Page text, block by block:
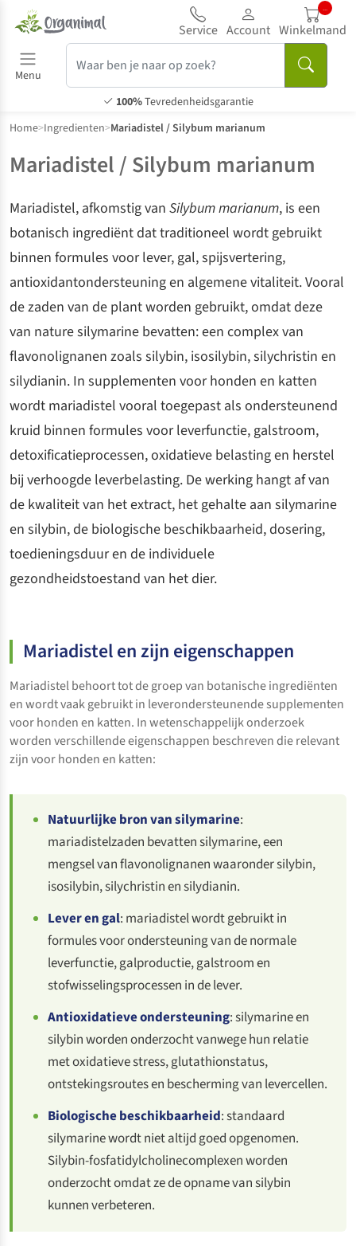
Service Account
.
Winkelmand
Menu
100%Tevredenheidsgarantie
Home>Ingredienten>Mariadistel / Silybum marianum
Mariadistel / Silybum marianum
Mariadistel, afkomstig van Silybum marianum, is een
botanisch ingrediënt dat traditioneel wordt gebruikt
binnen formules voor lever, gal, spijsvertering,
antioxidantondersteuning en algemene vitaliteit. Vooral
de zaden van de plant worden gebruikt, omdat deze
van nature silymarine bevatten: een complex van
flavonolignanen zoals silybin, isosilybin, silychristin en
silydianin. In supplementen voor honden en katten
wordt mariadistel vooral toegepast als ondersteunend
kruid binnen formules voor leverfunctie, galstroom,
detoxificatieprocessen, oxidatieve belasting en herstel
bij verhoogde leverbelasting. De werking hangt af van
de kwaliteit van het extract, het gehalte aan silymarine
en silybin, de biologische beschikbaarheid, dosering,
toedieningsduur en de individuele
gezondheidstoestand van het dier.
Mariadistel en zijn eigenschappen
Mariadistel behoort tot de groep van botanische ingrediënten
en wordt vaak gebruikt in leverondersteunende supplementen
voor honden en katten. In wetenschappelijk onderzoek
worden verschillende eigenschappen beschreven die relevant
zijn voor honden en katten:
Natuurlijke bron van silymarine:
mariadistelzaden bevatten silymarine, een
mengsel van flavonolignanen waaronder silybin,
isosilybin, silychristin en silydianin.
Lever en gal: mariadistel wordt gebruikt in
formules voor ondersteuning van de normale
leverfunctie, galproductie, galstroom en
stofwisselingsprocessen in de lever.
Antioxidatieve ondersteuning: silymarine en
silybin worden onderzocht vanwege hun relatie
met oxidatieve stress, glutathionstatus,
ontstekingsroutes en bescherming van levercellen.
Biologische beschikbaarheid: standaard
silymarine wordt niet altijd goed opgenomen.
Silybin-fosfatidylcholinecomplexen worden
onderzocht omdat ze de opname van silybin
kunnen verbeteren.